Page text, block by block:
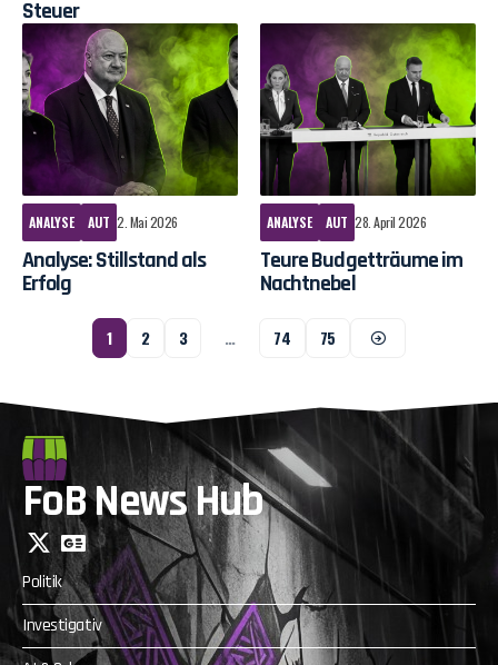
Steuer
ANALYSE AUT 2. Mai 2026
Analyse: Stillstand als
Erfolg
ANALYSE AUT 28. April 2026
Teure Budgetträume im
Nachtnebel
1 2 3 … 74 75
FoB News Hub
Politik
Investigativ